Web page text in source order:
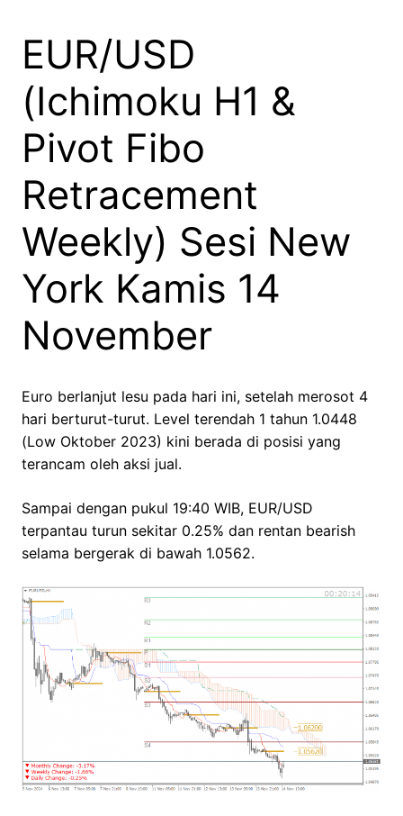
EUR/USD
(Ichimoku H1 &
Pivot Fibo
Retracement
Weekly) Sesi New
York Kamis 14
November
Euro berlanjut lesu pada hari ini, setelah merosot 4
hari berturut-turut. Level terendah 1 tahun 1.0448
(Low Oktober 2023) kini berada di posisi yang
terancam oleh aksi jual.
Sampai dengan pukul 19:40 WIB, EUR/USD
terpantau turun sekitar 0.25% dan rentan bearish
selama bergerak di bawah 1.0562.